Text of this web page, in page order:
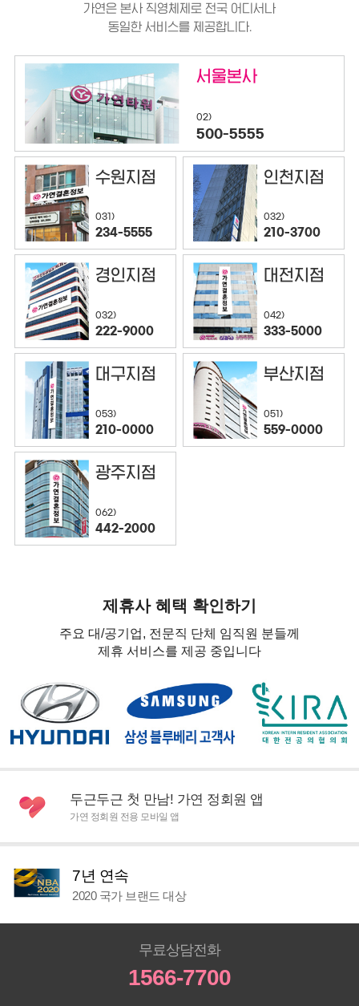
가연은 본사 직영체제로 전국 어디서나
동일한 서비스를 제공합니다.
서울본사
02)
500-5555
수원지점
031)
234-5555
인천지점
032)
210-3700
경인지점
032)
222-9000
대전지점
042)
333-5000
대구지점
053)
210-0000
부산지점
051)
559-0000
광주지점
062)
442-2000
제휴사 혜택 확인하기
주요 대/공기업, 전문직 단체 임직원 분들께
제휴 서비스를 제공 중입니다
두근두근 첫 만남! 가연 정회원 앱
가연 정회원 전용 모바일 앱
7년 연속
2020 국가 브랜드 대상
무료상담전화
1566-7700